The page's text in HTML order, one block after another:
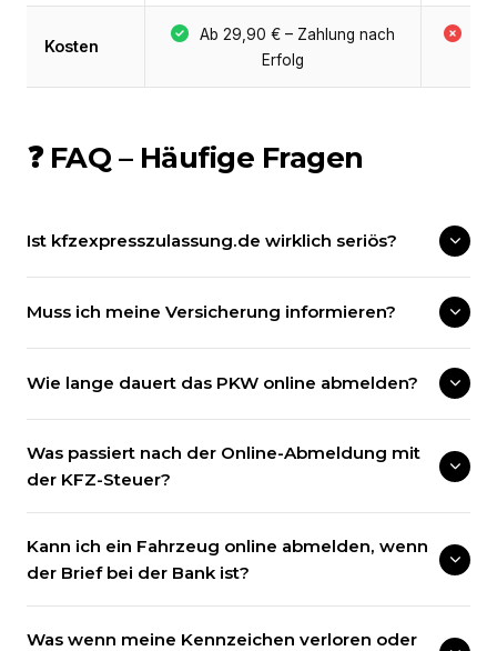
Kosten
Ab 29,90 € – Zahlung nach
Erfolg
❓ FAQ – Häufige Fragen
Ist kfzexpresszulassung.de wirklich seriös?
Muss ich meine Versicherung informieren?
Wie lange dauert das PKW online abmelden?
Was passiert nach der Online-Abmeldung mit
der KFZ-Steuer?
Kann ich ein Fahrzeug online abmelden, wenn
der Brief bei der Bank ist?
Was wenn meine Kennzeichen verloren oder